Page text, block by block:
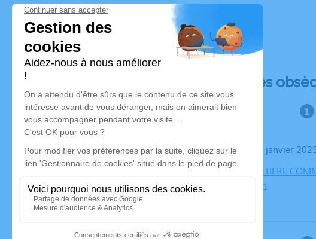
Déroulé des
Le jeudi 09 janvier
PARC CIMETIERE
69500 Bron